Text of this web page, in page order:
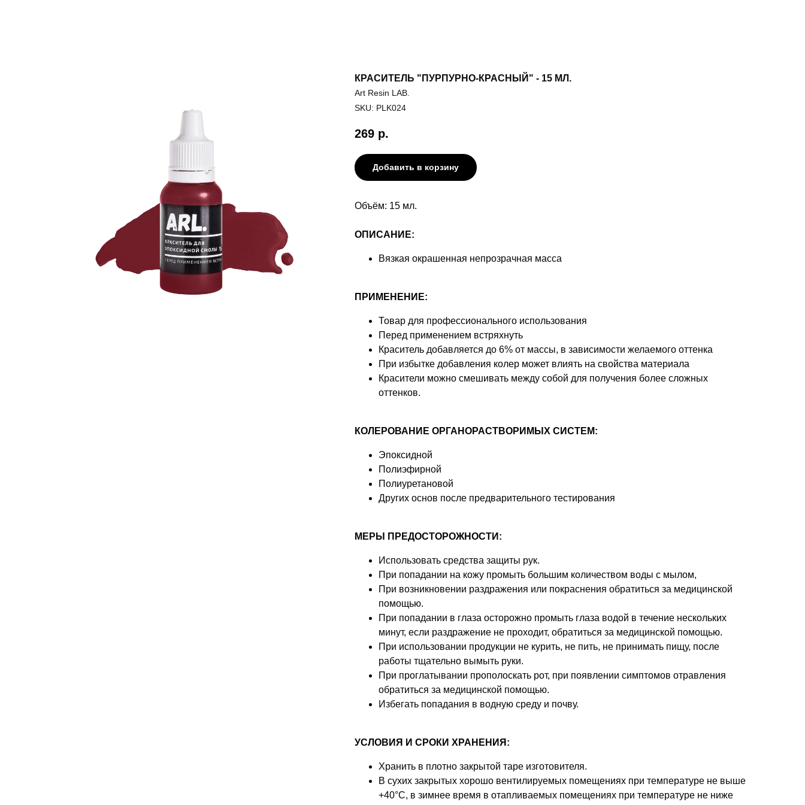
КРАСИТЕЛЬ "ПУРПУРНО-КРАСНЫЙ" - 15 МЛ.
Art Resin LAB.
SKU: PLK024
269 р.
Добавить в корзину
Объём: 15 мл.
ОПИСАНИЕ:
Вязкая окрашенная непрозрачная масса
ПРИМЕНЕНИЕ:
Товар для профессионального использования
Перед применением встряхнуть
Краситель добавляется до 6% от массы, в зависимости желаемого оттенка
При избытке добавления колер может влиять на свойства материала
Красители можно смешивать между собой для получения более сложных
оттенков.
КОЛЕРОВАНИЕ ОРГАНОРАСТВОРИМЫХ СИСТЕМ:
Эпоксидной
Полиэфирной
Полиуретановой
Других основ после предварительного тестирования
МЕРЫ ПРЕДОСТОРОЖНОСТИ:
Использовать средства защиты рук.
При попадании на кожу промыть большим количеством воды с мылом,
При возникновении раздражения или покраснения обратиться за медицинской
помощью.
При попадании в глаза осторожно промыть глаза водой в течение нескольких
минут, если раздражение не проходит, обратиться за медицинской помощью.
При использовании продукции не курить, не пить, не принимать пищу, после
работы тщательно вымыть руки.
При проглатывании прополоскать рот, при появлении симптомов отравления
обратиться за медицинской помощью.
Избегать попадания в водную среду и почву.
УСЛОВИЯ И СРОКИ ХРАНЕНИЯ:
Хранить в плотно закрытой таре изготовителя.
В сухих закрытых хорошо вентилируемых помещениях при температуре не выше
+40°С, в зимнее время в отапливаемых помещениях при температуре не ниже